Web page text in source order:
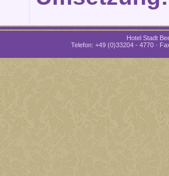
Hotel Stadt
Telefon: +49 (0)33204 - 4770 ·